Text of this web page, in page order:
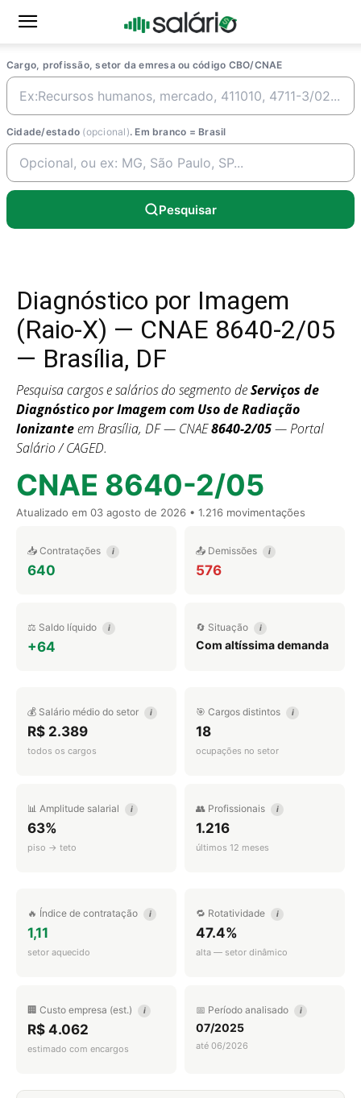
Cargo, profissão, setor da emresa ou código CBO/CNAE
Cidade/estado (opcional). Em branco = Brasil
Pesquisar
Diagnóstico por Imagem
(Raio-X) — CNAE 8640-2/05
— Brasília, DF
Pesquisa cargos e salários do segmento deServiços de
Diagnóstico por Imagem com Uso de Radiação
Ionizanteem Brasília, DF — CNAE8640-2/05— Portal
Salário / CAGED.
CNAE 8640-2/05
Atualizado em 03 agosto de 2026 • 1.216 movimentações
📥 Contratações i
640
📤 Demissões i
576
⚖️ Saldo líquido i
+64
🔄 Situação i
Com altíssima demanda
💰 Salário médio do setor i
R$ 2.389
todos os cargos
🎯 Cargos distintos i
18
ocupações no setor
📊 Amplitude salarial i
63%
piso → teto
👥 Profissionais i
1.216
últimos 12 meses
🔥 Índice de contratação i
1,11
setor aquecido
🔁 Rotatividade i
47.4%
alta — setor dinâmico
🏢 Custo empresa (est.) i
R$ 4.062
estimado com encargos
📅 Período analisado i
07/2025
até 06/2026